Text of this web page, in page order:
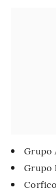
Grupo
Grupo